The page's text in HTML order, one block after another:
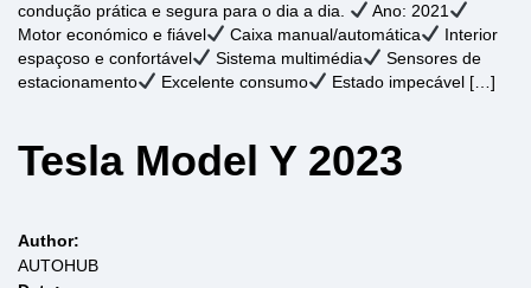
condução prática e segura para o dia a dia.
Ano: 2021
Motor económico e fiável
Caixa manual/automática
Interior
espaçoso e confortável
Sistema multimédia
Sensores de
estacionamento
Excelente consumo Estado impecável […]
Tesla Model Y 2023
Author:
AUTOHUB